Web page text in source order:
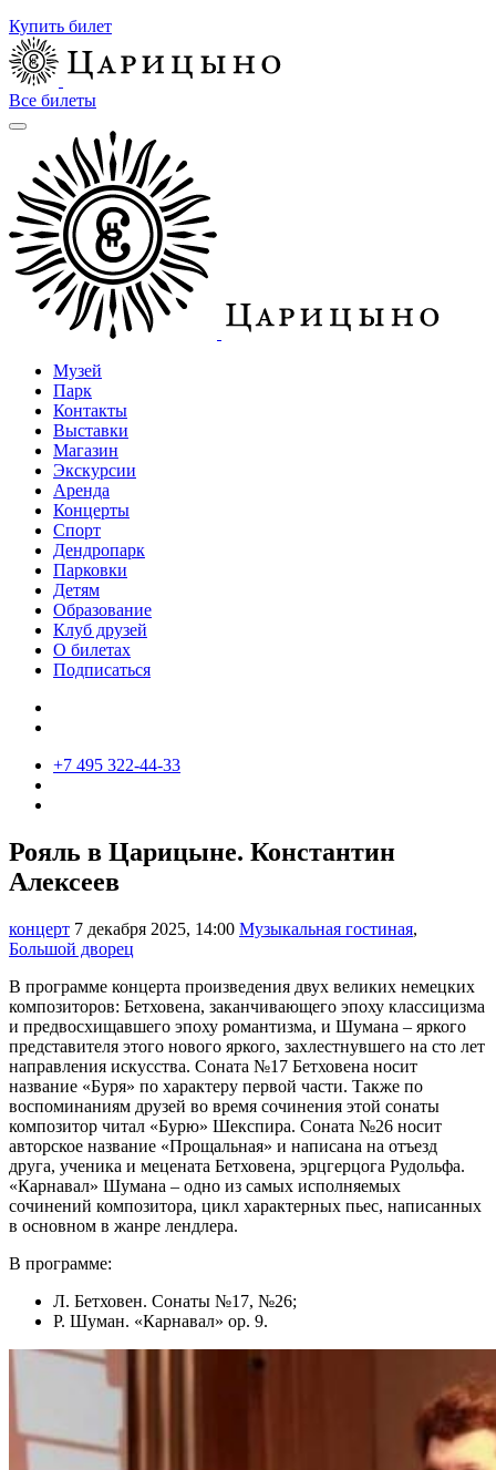
Купить билет
Все билеты
Музей
Парк
Контакты
Выставки
Магазин
Экскурсии
Аренда
Концерты
Спорт
Дендропарк
Парковки
Детям
Образование
Клуб друзей
О билетах
Подписаться
+7 495 322-44-33
Рояль в Царицыне. Константин
Алексеев
концерт 7 декабря 2025, 14:00 Музыкальная гостиная,
Большой дворец
В программе концерта произведения двух великих немецких
композиторов: Бетховена, заканчивающего эпоху классицизма
и предвосхищавшего эпоху романтизма, и Шумана – яркого
представителя этого нового яркого, захлестнувшего на сто лет
направления искусства. Соната №17 Бетховена носит
название «Буря» по характеру первой части. Также по
воспоминаниям друзей во время сочинения этой сонаты
композитор читал «Бурю» Шекспира. Соната №26 носит
авторское название «Прощальная» и написана на отъезд
друга, ученика и мецената Бетховена, эрцгерцога Рудольфа.
«Карнавал» Шумана – одно из самых исполняемых
сочинений композитора, цикл характерных пьес, написанных
в основном в жанре лендлера.
В программе:
Л. Бетховен. Сонаты №17, №26;
Р. Шуман. «Карнавал» op. 9.